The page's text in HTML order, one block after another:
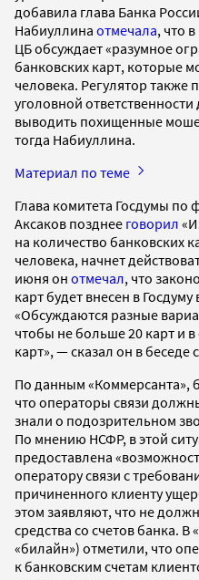
добавила глава Банка
Набиуллина отмечала, что
ЦБ обсуждает «разумное
банковских карт, которые
человека. Регулятор также
уголовной
выводить похищенные
тогда Набиуллина.
Материал по теме
Глава комитета Госдумы
Аксаков позднее говорил
на количество банковских
человека, начнет
июня он отмечал, что
карт будет внесен в
«Обсуждаются разные
чтобы не больше 20 карт и
карт», — сказал он в беседе
По данным «Коммерсанта»,
что операторы связи
знали о подозрительном
По мнению НСФР, в этой
предоставлена
оператору связи с
причиненного клиенту
этом заявляют, что не
средства со счетов банка.
«билайн») отметили, что
к банковским счетам